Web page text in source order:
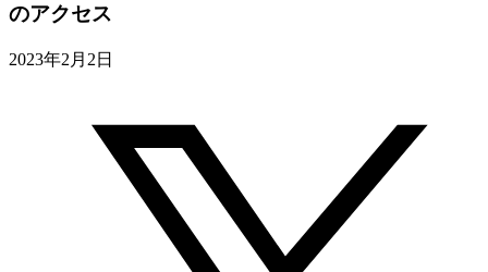
のアクセス
2023年2月2日